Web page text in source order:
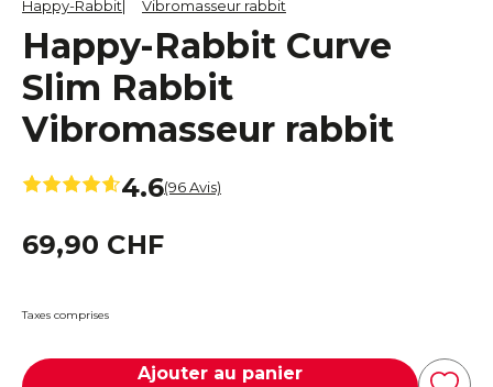
Happy-Rabbit Vibromasseur rabbit
Happy-Rabbit Curve
Slim Rabbit
Vibromasseur rabbit
4.6(96 Avis)
69,90 CHF
Taxes comprises
Ajouter au panier